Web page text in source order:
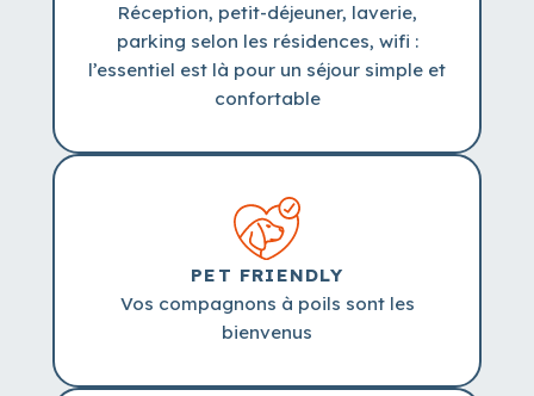
Réception, petit-déjeuner, laverie,
parking selon les résidences, wifi :
l’essentiel est là pour un séjour simple et
confortable
PET FRIENDLY
Vos compagnons à poils sont les
bienvenus